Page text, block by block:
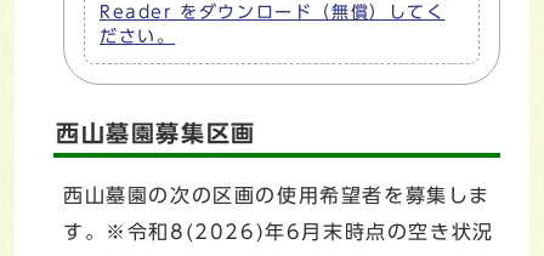
Reader をダウンロード（無償）してく
ださい。
西山墓園募集区画
西山墓園の次の区画の使用希望者を募集しま
す。※令和8(2026)年6月末時点の空き状況